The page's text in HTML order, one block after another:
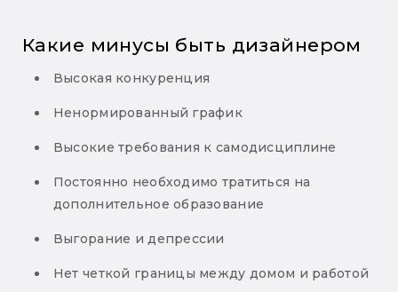
Какие минусы быть дизайнером
Высокая конкуренция
Ненормированный график
Высокие требования к самодисциплине
Постоянно необходимо тратиться на
дополнительное образование
Выгорание и депрессии
Нет четкой границы между домом и работой